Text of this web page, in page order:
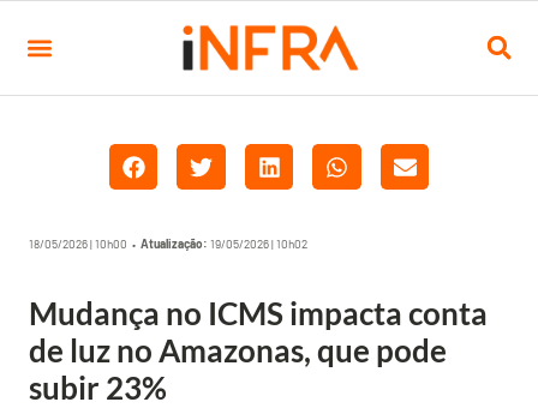
18/05/2026 | 10h00 • Atualização: 19/05/2026 | 10h02
Mudança no ICMS impacta conta
de luz no Amazonas, que pode
subir 23%